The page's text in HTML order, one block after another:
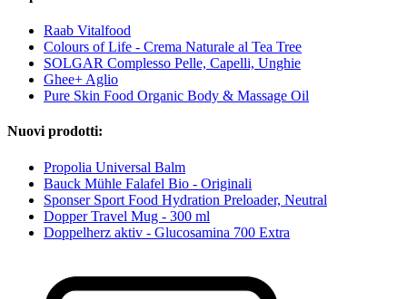
Raab Vitalfood
Colours of Life - Crema Naturale al Tea Tree
SOLGAR Complesso Pelle, Capelli, Unghie
Ghee+ Aglio
Pure Skin Food Organic Body & Massage Oil
Nuovi prodotti:
Propolia Universal Balm
Bauck Mühle Falafel Bio - Originali
Sponser Sport Food Hydration Preloader, Neutral
Dopper Travel Mug - 300 ml
Doppelherz aktiv - Glucosamina 700 Extra